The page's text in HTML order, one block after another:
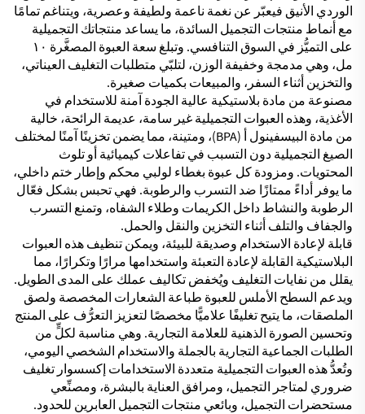
الوردي الأنيق فيعبّر عن نغمة ناعمة ولطيفة وعصرية، ويتناغم تمامًا
مع أنماط منتجات التجميل السائدة، ما يساعد منتجاتك التجميلية
على التميُّز في السوق التنافسي. وتبلغ سعة العبوة المصغَّرة ١٠
مل، وهي مدمجة وخفيفة الوزن، لتلبّي متطلبات التغليف العيناتي،
والتخزين أثناء السفر، والمبيعات بكميات صغيرة.
مصنوعة من مادة بلاستيكية عالية الجودة آمنة للاستخدام في
الأغذية، وهذه العبوات التجميلية غير سامة، عديمة الرائحة، خالية
من مادة البيسفينول أ (BPA)، ومتينة، مما يضمن تخزينًا آمنًا لمختلف
الصيغ التجميلية دون التسبب في تفاعلات كيميائية أو تلوث
المحتويات. ومزودة كل عبوة بغطاء لولبي محكم وإطار ختم داخلي،
ما يوفر أداءً ممتازًا ضد التسرب والرطوبة. فهي تحبس بشكل فعّال
الرطوبة والنشاط داخل الكريمات وطلاء الشفاه، وتمنع التسرب
والجفاف والتلف أثناء التخزين والنقل والحمل.
قابلة لإعادة الاستخدام وصديقة للبيئة، ويمكن تنظيف هذه العبوات
البلاستيكية القابلة لإعادة التعبئة واستخدامها مرارًا وتكرارًا، مما
يقلل من نفايات التغليف ويُخفض تكاليف عملك على المدى الطويل.
ويدعم السطح الأملس للعبوة طباعة الشعارات المخصصة ولصق
الملصقات، ما يتيح تغليفًا علاميًّا مخصصًا لتعزيز التعرُّف على المنتج
وتحسين الصورة الذهنية للعلامة التجارية. وهي مناسبة لكلٍّ من
الطلبات الجماعية التجارية بالجملة والاستخدام الشخصي اليومي،
وتُعدُّ هذه العبوات التجميلية متعددة الاستخدامات إكسسوار تغليف
ضروري لمتاجر التجميل، ومرافق العناية بالبشرة، ومصنِّعي
مستحضرات التجميل، وبائعي منتجات التجميل العابرين للحدود.